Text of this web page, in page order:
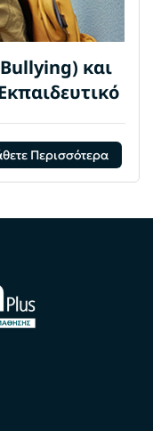
και
Περισσότερα